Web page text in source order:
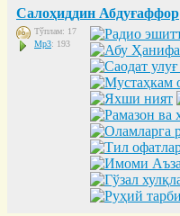
Салоҳиддин Абдуғаффор
Тўплам: 17
Mp3: 193